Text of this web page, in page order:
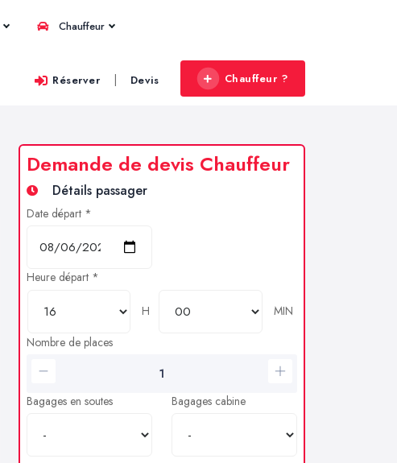
Chauffeur
Réserver | Devis Chauffeur ?
Demande de devis Chauffeur
Détails passager
Date départ *
Heure départ *
H
MIN
Nombre de places
Bagages en soutes Bagages cabine